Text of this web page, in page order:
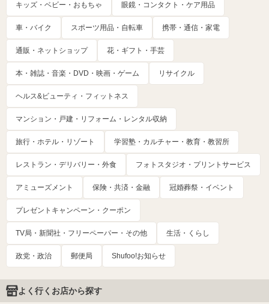
キッズ・ベビー・おもちゃ 眼鏡・コンタクト・ケア用品
車・バイク スポーツ用品・自転車 携帯・通信・家電
通販・ネットショップ 花・ギフト・手芸
本・雑誌・音楽・DVD・映画・ゲーム リサイクル
ヘルス&ビューティ・フィットネス
マンション・戸建・リフォーム・レンタル収納
旅行・ホテル・リゾート 学習塾・カルチャー・教育・教習所
レストラン・デリバリー・外食 フォトスタジオ・プリントサービス
アミューズメント 保険・共済・金融 冠婚葬祭・イベント
プレゼントキャンペーン・クーポン
TV局・新聞社・フリーペーパー・その他 生活・くらし
政党・政治 郵便局 Shufoo!お知らせ
よく行くお店から探す